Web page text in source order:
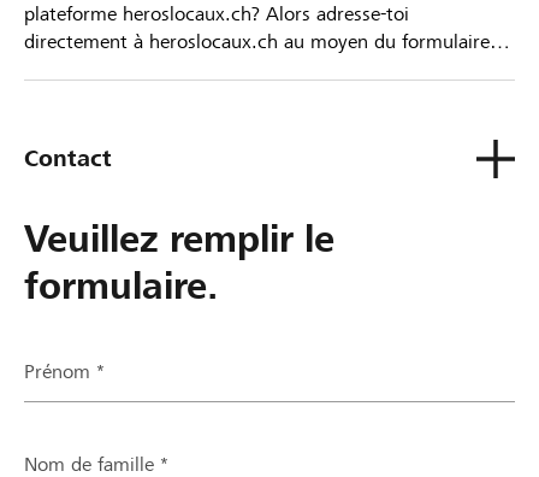
plateforme heroslocaux.ch? Alors adresse-toi
directement à heroslocaux.ch au moyen du formulaire
Contact
Veuillez remplir le
formulaire.
Prénom *
Nom de famille *